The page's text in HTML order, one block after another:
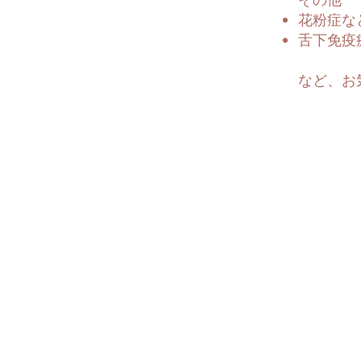
花粉症な
舌下免疫
など、